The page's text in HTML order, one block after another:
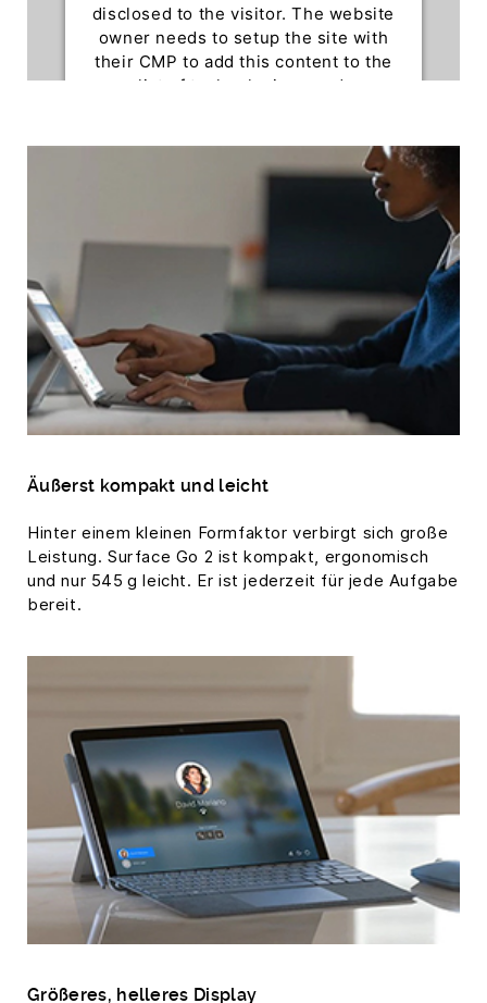
disclosed to the visitor. The website
owner needs to setup the site with
their CMP to add this content to the
list of technologies used.
Usercentrics Consent Management
Platform
Äußerst kompakt und leicht
Hinter einem kleinen Formfaktor verbirgt sich große
Leistung. Surface Go 2 ist kompakt, ergonomisch
und nur 545 g leicht. Er ist jederzeit für jede Aufgabe
bereit.
Größeres, helleres Display